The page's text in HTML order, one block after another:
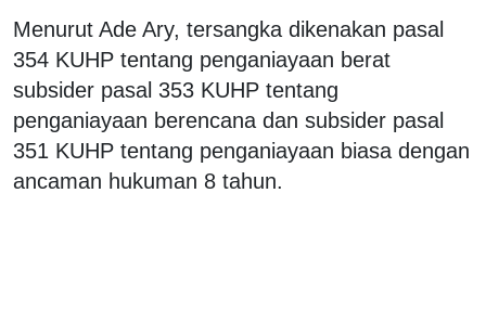
Menurut Ade Ary, tersangka dikenakan pasal
354 KUHP tentang penganiayaan berat
subsider pasal 353 KUHP tentang
penganiayaan berencana dan subsider pasal
351 KUHP tentang penganiayaan biasa dengan
ancaman hukuman 8 tahun.